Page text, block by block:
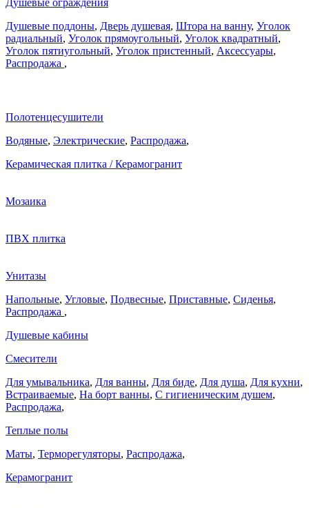
Душевые ограждения
Душевые поддоны, Дверь душевая, Штора на ванну, Уголок
радиальный, Уголок прямоугольный, Уголок квадратный,
Уголок пятиугольный, Уголок пристенный, Аксессуары,
Распродажа ,
Полотенцесушители
Водяные, Электрические, Распродажа,
Керамическая плитка / Керамогранит
Мозаика
ПВХ плитка
Унитазы
Напольные, Угловые, Подвесные, Приставные, Сиденья,
Распродажа ,
Душевые кабины
Смесители
Для умывальника, Для ванны, Для биде, Для душа, Для кухни,
Встраиваемые, На борт ванны, C гигиеническим душем,
Распродажа,
Теплые полы
Маты, Терморегуляторы, Распродажа,
Керамогранит